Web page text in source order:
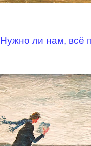
Нужно ли нам, всё